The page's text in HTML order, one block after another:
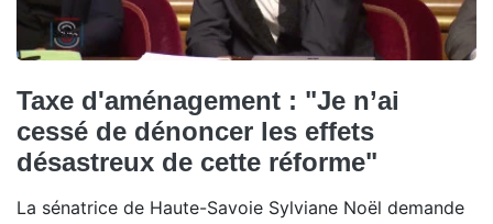
Taxe d'aménagement : "Je n’ai
cessé de dénoncer les effets
désastreux de cette réforme"
La sénatrice de Haute-Savoie Sylviane Noël demande